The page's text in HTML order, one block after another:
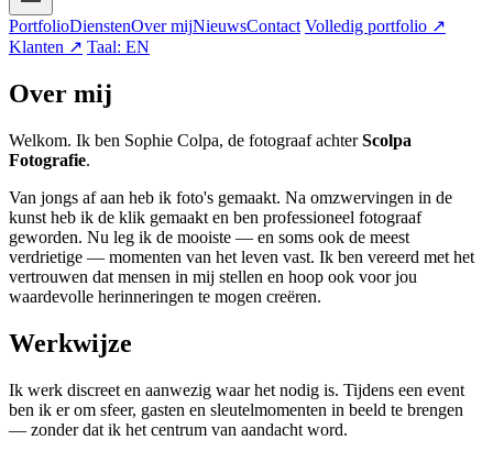
PortfolioDienstenOver mijNieuwsContact Volledig portfolio ↗
Klanten ↗ Taal: EN
Over mij
Welkom. Ik ben Sophie Colpa, de fotograaf achterScolpa
Fotografie.
Van jongs af aan heb ik foto's gemaakt. Na omzwervingen in de
kunst heb ik de klik gemaakt en ben professioneel fotograaf
geworden. Nu leg ik de mooiste — en soms ook de meest
verdrietige — momenten van het leven vast. Ik ben vereerd met het
vertrouwen dat mensen in mij stellen en hoop ook voor jou
waardevolle herinneringen te mogen creëren.
Werkwijze
Ik werk discreet en aanwezig waar het nodig is. Tijdens een event
ben ik er om sfeer, gasten en sleutelmomenten in beeld te brengen
— zonder dat ik het centrum van aandacht word.